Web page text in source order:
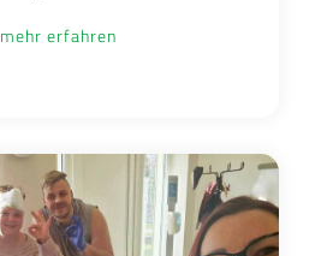
mehr erfahren